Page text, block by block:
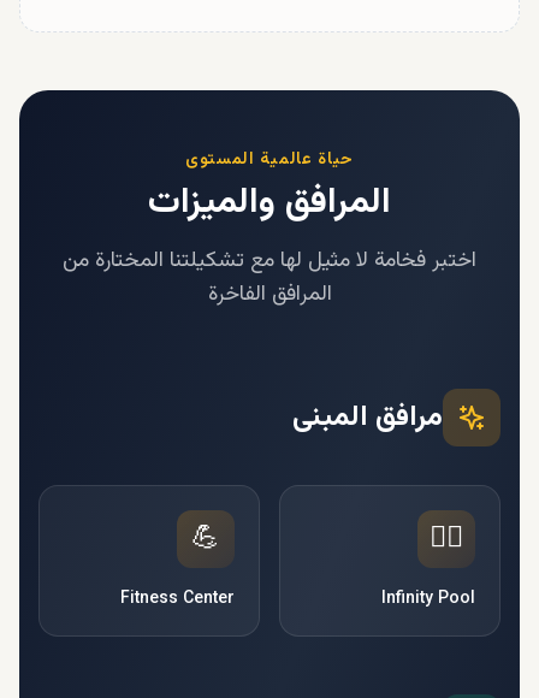
حياة عالمية المستوى
المرافق والميزات
اختبر فخامة لا مثيل لها مع تشكيلتنا المختارة من
المرافق الفاخرة
مرافق المبنى
🏊‍♂️
Infinity Pool
💪
Fitness Center